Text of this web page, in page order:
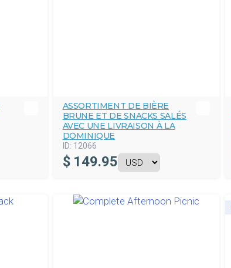
ASSORTIMENT DE BIÈRE
BRUNE ET DE SNACKS SALÉS
AVEC UNE LIVRAISON À LA
DOMINIQUE
ID: 12066
$ 149.95